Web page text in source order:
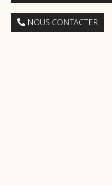
NOUS CONTACTER